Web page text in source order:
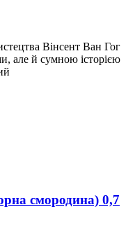
Вінсент Ван Гог
але й сумною історією
смородина) 0,7